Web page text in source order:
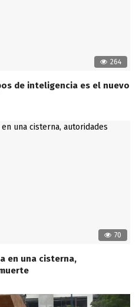
264
de inteligencia es el nuevo
70
en una cisterna,